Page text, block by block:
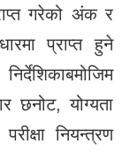
गरेको अंक र
प्राप्‍त हुने
छनोट, योग्यता
नियन्त्रण